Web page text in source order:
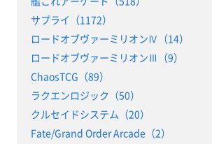
サプライ（1172）
ロードオブヴァーミリオンⅣ（14）
ロードオブヴァーミリオンⅢ（9）
ChaosTCG（89）
ラクエンロジック（50）
クルセイドシステム（20）
Fate/Grand Order Arcade（2）